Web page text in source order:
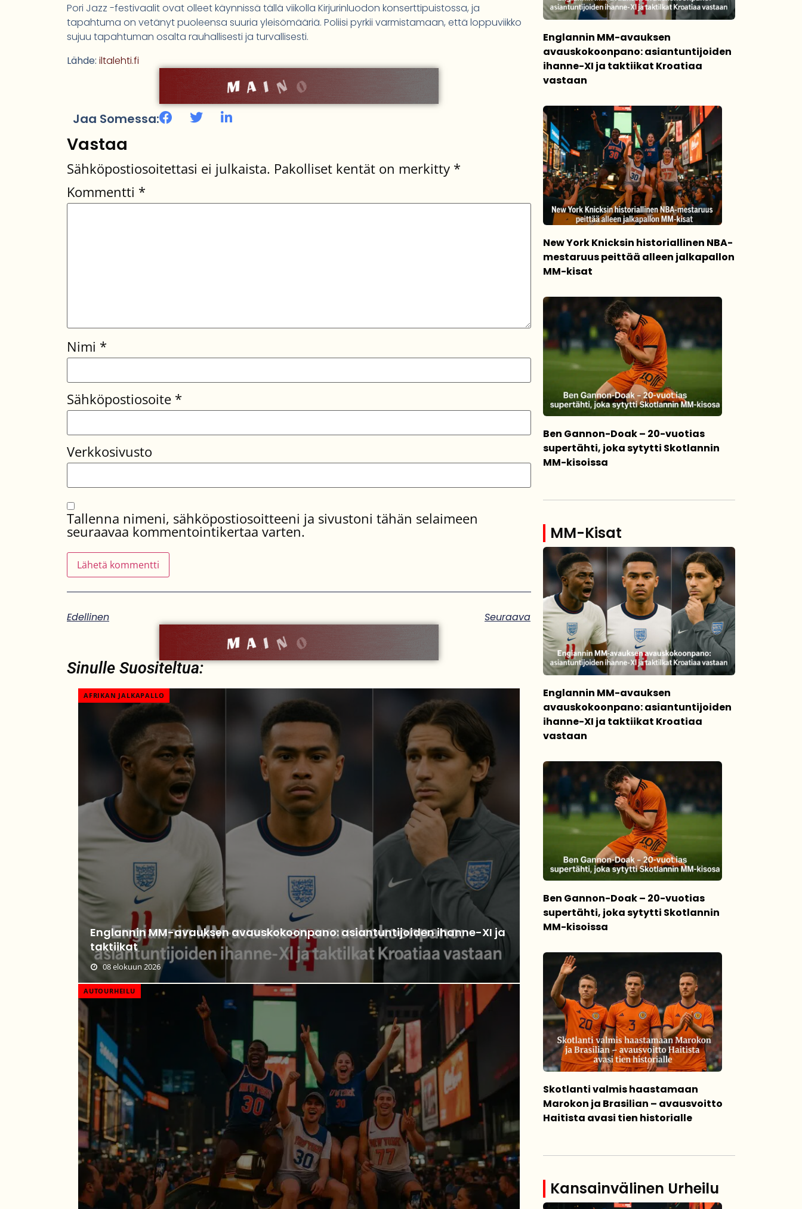
Pori Jazz -festivaalit ovat olleet käynnissä tällä viikolla Kirjurinluodon konserttipuistossa, ja
tapahtuma on vetänyt puoleensa suuria yleisömääriä. Poliisi pyrkii varmistamaan, että loppuviikko
sujuu tapahtuman osalta rauhallisesti ja turvallisesti.
Lähde: iltalehti.fi
Jaa Somessa:
Vastaa
Sähköpostiosoitettasi ei julkaista. Pakolliset kentät on merkitty *
Kommentti *
Nimi *
Sähköpostiosoite *
Verkkosivusto
Tallenna nimeni, sähköpostiosoitteeni ja sivustoni tähän selaimeen
seuraavaa kommentointikertaa varten.
Edellinen Seuraava
Sinulle Suositeltua:
AFRIKAN JALKAPALLO
Englannin MM-avauksen avauskokoonpano: asiantuntijoiden ihanne-XI ja
taktiikat
08 elokuun 2026
AUTOURHEILU
Englannin MM-avauksen
avauskokoonpano: asiantuntijoiden
ihanne-XI ja taktiikat Kroatiaa
vastaan
New York Knicksin historiallinen NBA-
mestaruus peittää alleen jalkapallon
MM-kisat
Ben Gannon-Doak – 20-vuotias
supertähti, joka sytytti Skotlannin
MM-kisoissa
MM-Kisat
Englannin MM-avauksen
avauskokoonpano: asiantuntijoiden
ihanne-XI ja taktiikat Kroatiaa
vastaan
Ben Gannon-Doak – 20-vuotias
supertähti, joka sytytti Skotlannin
MM-kisoissa
Skotlanti valmis haastamaan
Marokon ja Brasilian – avausvoitto
Haitista avasi tien historialle
Kansainvälinen Urheilu